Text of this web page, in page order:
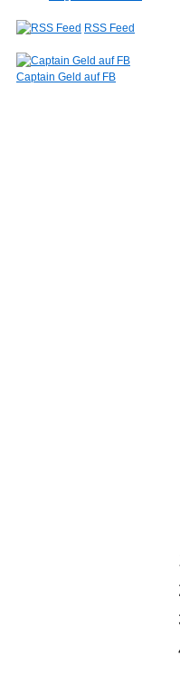
RSS Feed
Captain Geld auf FB